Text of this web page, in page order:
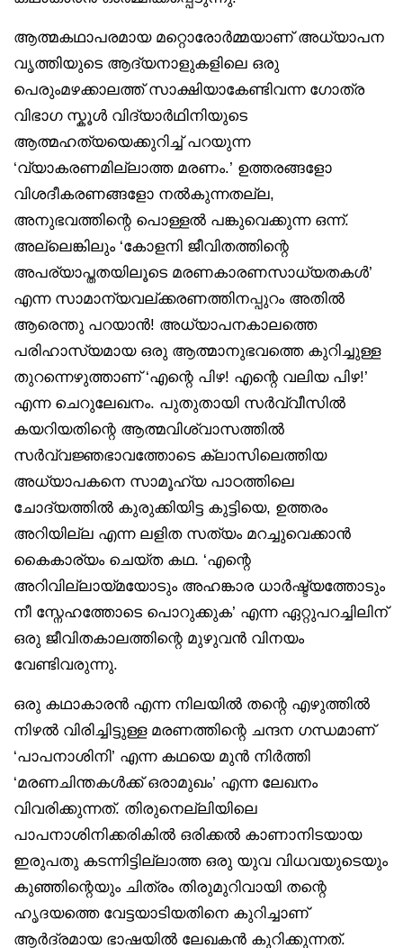
ആത്മകഥാപരമായ മറ്റൊരോര്‍മ്മയാണ് അധ്യാപന
വൃത്തിയുടെ ആദ്യനാളുകളിലെ ഒരു
പെരുംമഴക്കാലത്ത് സാക്ഷിയാകേണ്ടിവന്ന ഗോത്ര
വിഭാഗ സ്കൂള്‍ വിദ്യാര്‍ഥിനിയുടെ
ആത്മഹത്യയെക്കുറിച്ച് പറയുന്ന
‘വ്യാകരണമില്ലാത്ത മരണം.’ ഉത്തരങ്ങളോ
വിശദീകരണങ്ങളോ നല്‍കുന്നതല്ല,
അനുഭവത്തിന്റെ പൊള്ളല്‍ പങ്കുവെക്കുന്ന ഒന്ന്.
അല്ലെങ്കിലും ‘കോളനി ജീവിതത്തിന്റെ
അപര്യാപ്തതയിലൂടെ മരണകാരണസാധ്യതകള്‍’
എന്ന സാമാന്യവല്ക്കരണത്തിനപ്പുറം അതില്‍
ആരെന്തു പറയാന്‍! അധ്യാപനകാലത്തെ
പരിഹാസ്യമായ ഒരു ആത്മാനുഭവത്തെ കുറിച്ചുള്ള
തുറന്നെഴുത്താണ് ‘എന്റെ പിഴ! എന്റെ വലിയ പിഴ!’
എന്ന ചെറുലേഖനം. പുതുതായി സര്‍വ്വീസില്‍
കയറിയതിന്റെ ആത്മവിശ്വാസത്തില്‍
സര്‍വ്വജ്ഞഭാവത്തോടെ ക്ലാസിലെത്തിയ
അധ്യാപകനെ സാമൂഹ്യ പാഠത്തിലെ
ചോദ്യത്തില്‍ കുരുക്കിയിട്ട കുട്ടിയെ, ഉത്തരം
അറിയില്ല എന്ന ലളിത സത്യം മറച്ചുവെക്കാന്‍
കൈകാര്യം ചെയ്ത കഥ. ‘എന്റെ
അറിവില്ലായ്മയോടും അഹങ്കാര ധാര്‍ഷ്ട്യത്തോടും
നീ സ്നേഹത്തോടെ പൊറുക്കുക’ എന്ന ഏറ്റുപറച്ചിലിന്
ഒരു ജീവിതകാലത്തിന്റെ മുഴുവന്‍ വിനയം
വേണ്ടിവരുന്നു.
ഒരു കഥാകാരന്‍ എന്ന നിലയില്‍ തന്റെ എഴുത്തില്‍
നിഴല്‍ വിരിച്ചിട്ടുള്ള മരണത്തിന്റെ ചന്ദന ഗന്ധമാണ്
‘പാപനാശിനി’ എന്ന കഥയെ മുന്‍ നിര്‍ത്തി
‘മരണചിന്തകള്‍ക്ക് ഒരാമുഖം’ എന്ന ലേഖനം
വിവരിക്കുന്നത്. തിരുനെല്ലിയിലെ
പാപനാശിനിക്കരികില്‍ ഒരിക്കല്‍ കാണാനിടയായ
ഇരുപതു കടന്നിട്ടില്ലാത്ത ഒരു യുവ വിധവയുടെയും
കുഞ്ഞിന്റെയും ചിത്രം തിരുമുറിവായി തന്റെ
ഹൃദയത്തെ വേട്ടയാടിയതിനെ കുറിച്ചാണ്
ആര്‍ദ്രമായ ഭാഷയില്‍ ലേഖകന്‍ കുറിക്കുന്നത്.